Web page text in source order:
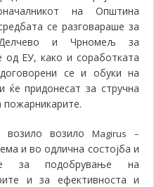
на Општина
се разговараше за
и Чрномељ за
ЕУ, како и соработката
се и обуки на
ќе придонесат за стручна
пожарникарите.
возило возило Magirus –
и во одлична состојба и
за подобрување на
и за ефективноста и